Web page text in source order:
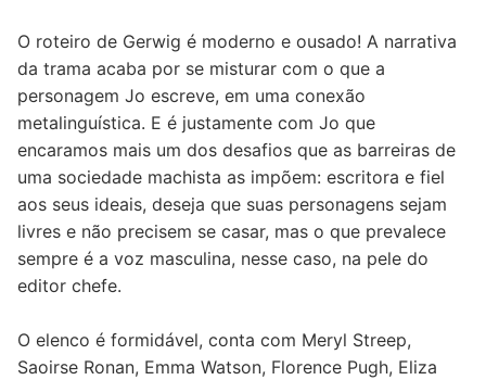
O roteiro de Gerwig é moderno e ousado! A narrativa
da trama acaba por se misturar com o que a
personagem Jo escreve, em uma conexão
metalinguística. E é justamente com Jo que
encaramos mais um dos desafios que as barreiras de
uma sociedade machista as impõem: escritora e fiel
aos seus ideais, deseja que suas personagens sejam
livres e não precisem se casar, mas o que prevalece
sempre é a voz masculina, nesse caso, na pele do
editor chefe.
O elenco é formidável, conta com Meryl Streep,
Saoirse Ronan, Emma Watson, Florence Pugh, Eliza